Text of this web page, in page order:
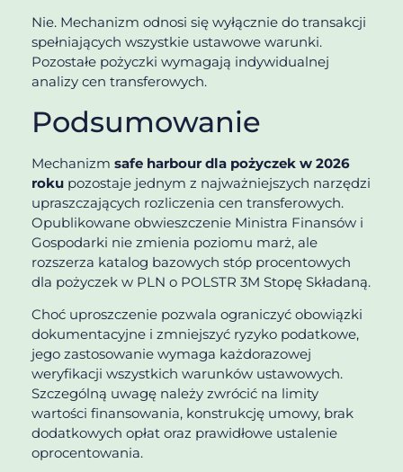
Nie. Mechanizm odnosi się wyłącznie do transakcji
spełniających wszystkie ustawowe warunki.
Pozostałe pożyczki wymagają indywidualnej
analizy cen transferowych.
Podsumowanie
Mechanizm safe harbour dla pożyczek w 2026
roku pozostaje jednym z najważniejszych narzędzi
upraszczających rozliczenia cen transferowych.
Opublikowane obwieszczenie Ministra Finansów i
Gospodarki nie zmienia poziomu marż, ale
rozszerza katalog bazowych stóp procentowych
dla pożyczek w PLN o POLSTR 3M Stopę Składaną.
Choć uproszczenie pozwala ograniczyć obowiązki
dokumentacyjne i zmniejszyć ryzyko podatkowe,
jego zastosowanie wymaga każdorazowej
weryfikacji wszystkich warunków ustawowych.
Szczególną uwagę należy zwrócić na limity
wartości finansowania, konstrukcję umowy, brak
dodatkowych opłat oraz prawidłowe ustalenie
oprocentowania.